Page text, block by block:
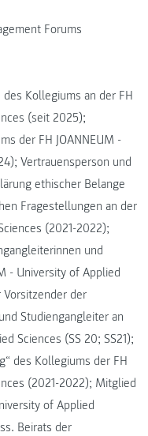
Forums
Kollegiums an der FH
(seit 2025);
der FH JOANNEUM -
Vertrauensperson und
ethischer Belange
Fragestellungen an der
(2021-2022);
und
- University of Applied
der
Studiengangleiter an
Sciences (SS 20; SS21);
des Kollegiums der FH
(2021-2022); Mitglied
of Applied
Beirats der